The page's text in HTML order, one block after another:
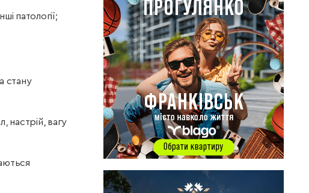
патології;
стану
настрій, вагу